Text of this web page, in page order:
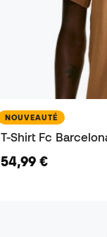
NOUVEAUTÉ
T-Shirt Fc
54,99 €